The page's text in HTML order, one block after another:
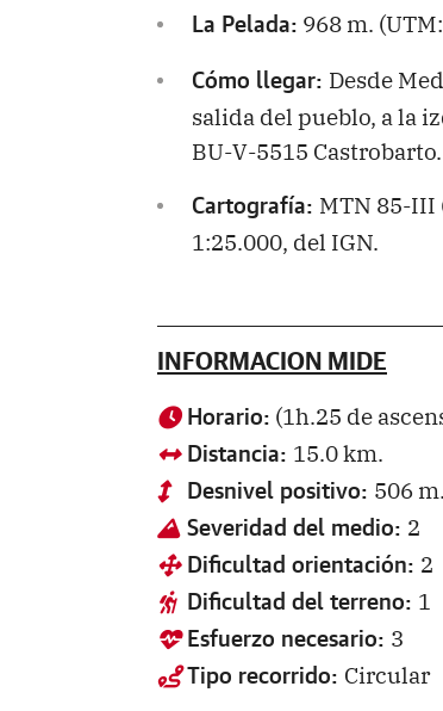
La Pelada: 968 m.
Cómo llegar: Desde
salida del pueblo, a la
BU-V-5515 Castrobarto.
Cartografía: MTN 85-III
1:25.000, del IGN.
INFORMACION MIDE
Horario: (1h.25 de
Distancia: 15.0 km.
Desnivel positivo: 506 m.
Severidad del medio: 2
Dificultad orientación: 2
Dificultad del terreno: 1
Esfuerzo necesario: 3
Tipo recorrido: Circular